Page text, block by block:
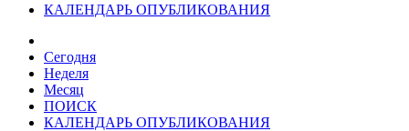
КАЛЕНДАРЬ ОПУБЛИКОВАНИЯ
Сегодня
Неделя
Месяц
ПОИСК
КАЛЕНДАРЬ ОПУБЛИКОВАНИЯ